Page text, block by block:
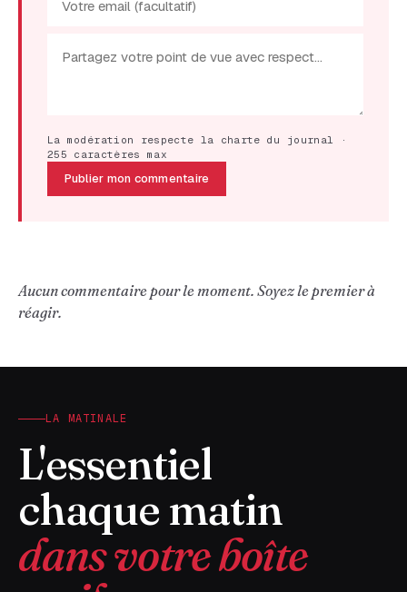
La modération respecte la charte du journal ·
255 caractères max
Publier mon commentaire
Aucun commentaire pour le moment. Soyez le premier à
réagir.
LA MATINALE
L'essentiel
chaque matin
dans votre boîte